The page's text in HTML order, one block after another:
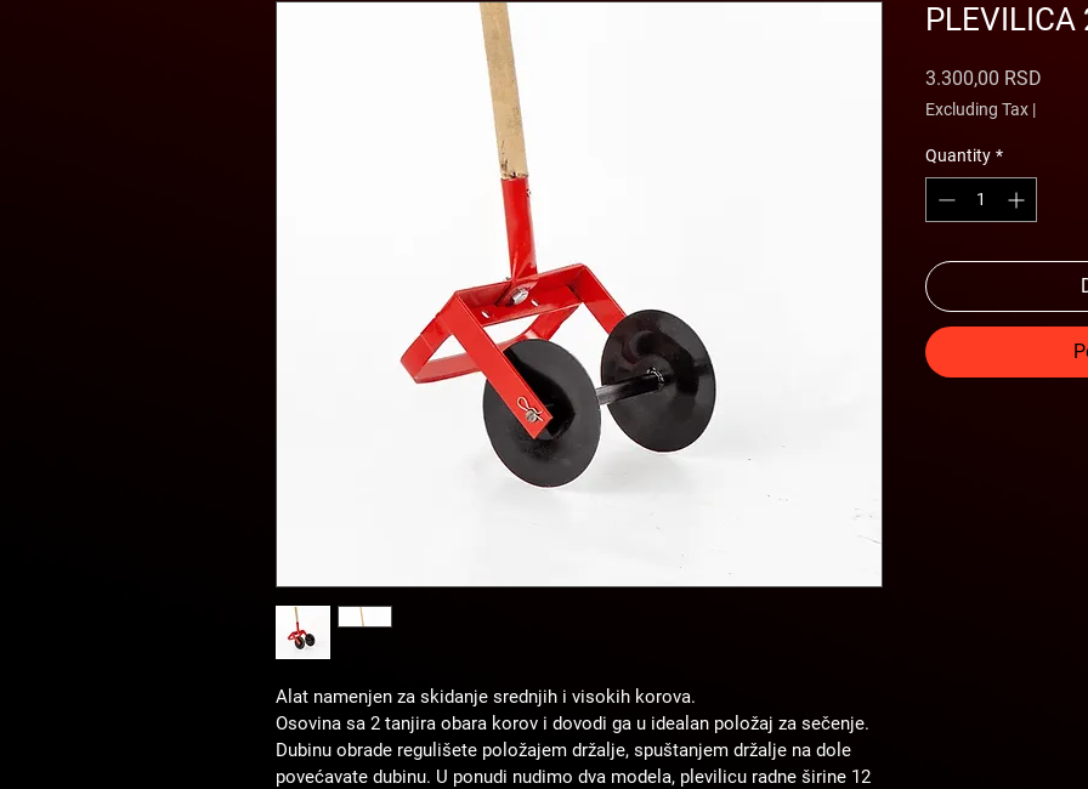
Alat namenjen za skidanje srednjih i visokih korova.
Osovina sa 2 tanjira obara korov i dovodi ga u idealan položaj za sečenje.
Dubinu obrade regulišete položajem držalje, spuštanjem držalje na dole
povećavate dubinu. U ponudi nudimo dva modela, plevilicu radne širine 12
3.300,00 RSD
Excluding Tax |
Quantity *